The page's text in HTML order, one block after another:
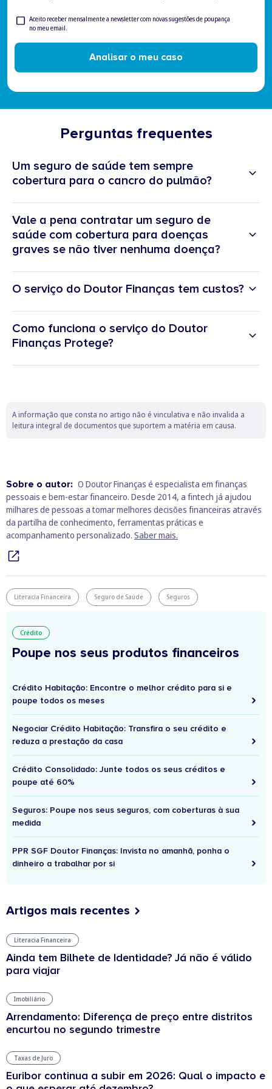
contactado
Newsletter
Aceito receber mensalmente a newsletter com novas sugestões de poupança
no meu email.
Analisar o meu caso
Perguntas frequentes
Um seguro de saúde tem sempre
cobertura para o cancro do pulmão?
Vale a pena contratar um seguro de
saúde com cobertura para doenças
graves se não tiver nenhuma doença?
O serviço do Doutor Finanças tem custos?
Como funciona o serviço do Doutor
Finanças Protege?
qualquer custo para si. Vamos apresentar-lhe várias propostas
para o seu caso e decisão final é sua.
A informação que consta no artigo não é vinculativa e não invalida a
leitura integral de documentos que suportem a matéria em causa.
Sobre o autor: O Doutor Finanças é especialista em finanças
pessoais e bem‑estar financeiro. Desde 2014, a fintech já ajudou
milhares de pessoas a tomar melhores decisões financeiras através
da partilha de conhecimento, ferramentas práticas e
acompanhamento personalizado. Saber mais.
Literacia Financeira Seguro de Saúde Seguros
Crédito
Poupe nos seus produtos financeiros
Crédito Habitação: Encontre o melhor crédito para si e
poupe todos os meses
Negociar Crédito Habitação: Transfira o seu crédito e
reduza a prestação da casa
Crédito Consolidado: Junte todos os seus créditos e
poupe até 60%
Seguros: Poupe nos seus seguros, com coberturas à sua
medida
PPR SGF Doutor Finanças: Invista no amanhã, ponha o
dinheiro a trabalhar por si
Artigos mais recentes
Literacia Financeira
Ainda tem Bilhete de Identidade? Já não é válido
para viajar
Imobiliário
Arrendamento: Diferença de preço entre distritos
encurtou no segundo trimestre
Taxas de Juro
Euribor continua a subir em 2026: Qual o impacto e